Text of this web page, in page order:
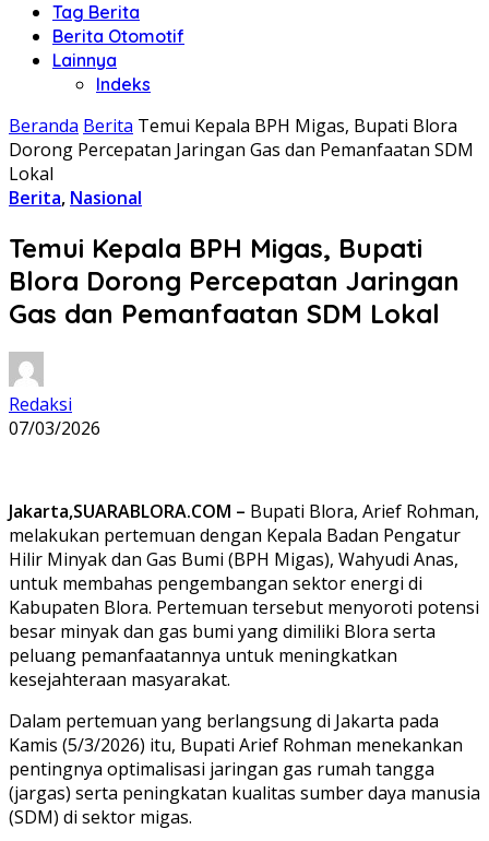
Tag Berita
Berita Otomotif
Lainnya
Indeks
Beranda Berita Temui Kepala BPH Migas, Bupati Blora
Dorong Percepatan Jaringan Gas dan Pemanfaatan SDM
Lokal
Berita, Nasional
Temui Kepala BPH Migas, Bupati
Blora Dorong Percepatan Jaringan
Gas dan Pemanfaatan SDM Lokal
Redaksi
07/03/2026
Jakarta,SUARABLORA.COM – Bupati Blora, Arief Rohman,
melakukan pertemuan dengan Kepala Badan Pengatur
Hilir Minyak dan Gas Bumi (BPH Migas), Wahyudi Anas,
untuk membahas pengembangan sektor energi di
Kabupaten Blora. Pertemuan tersebut menyoroti potensi
besar minyak dan gas bumi yang dimiliki Blora serta
peluang pemanfaatannya untuk meningkatkan
kesejahteraan masyarakat.
Dalam pertemuan yang berlangsung di Jakarta pada
Kamis (5/3/2026) itu, Bupati Arief Rohman menekankan
pentingnya optimalisasi jaringan gas rumah tangga
(jargas) serta peningkatan kualitas sumber daya manusia
(SDM) di sektor migas.